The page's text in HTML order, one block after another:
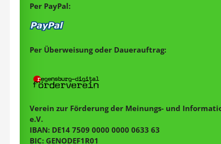
Per PayPal:
Per Überweisung oder Dauerauftrag:
Verein zur Förderung der Meinungs- und
e.V.
IBAN: DE14 7509 0000 0000 0633 63
BIC: GENODEF1R01